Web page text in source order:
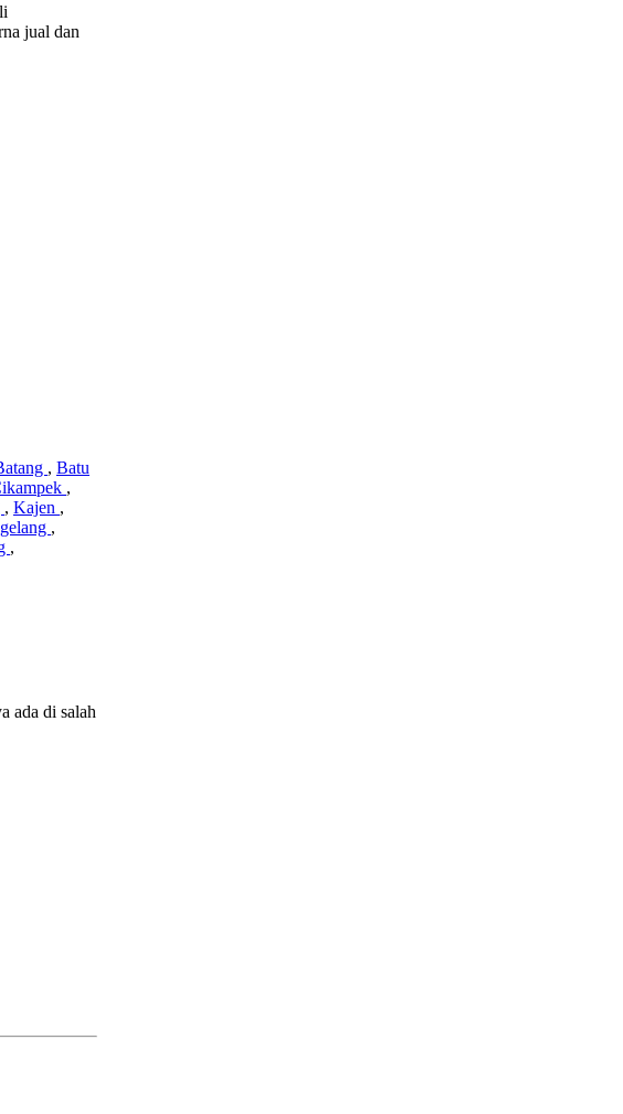
jual dan
, Batu
,
, Kajen ,
,
,
ada di salah